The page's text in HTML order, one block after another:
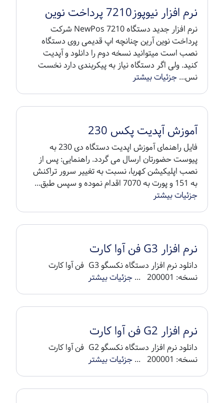
نرم افزار نیوپوز7210 پرداخت نوین
نرم افزار جدید دستگاه NewPos 7210 شرکت
پرداخت نوین آرین چنانچه اپ قدیمی روی دستگاه
نصب است میتوانید نسخه دوم را دانلود و آپدیت
کنید. ولی اگر دستگاه نیاز به پیکربندی دارد نخست
نس...جزئیات بیشتر
آموزش آپدیت پکس 230
فایل راهنمای آموزش اپدیت دستگاه دی 230 به
پیوست حضورتان ارسال می گردد. راهنمایی: پس از
نصب اپلیکیشن کهربا، نسبت به تغییر سرور تراکنش
به 151 و پورت به 7070 اقدام نموده و سپس طبق...
جزئیات بیشتر
نرم افزار G3 فن آوا کارت
دانلود نرم افزار دستگاه نکسگو G3 فن آوا کارت
نسخه: 200001 ...
جزئیات بیشتر
نرم افزار G2 فن آوا کارت
دانلود نرم افزار دستگاه نکسگو G2 فن آوا کارت
نسخه: 200001 ...
جزئیات بیشتر